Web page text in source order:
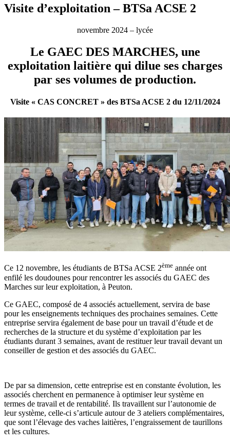
Visite d’exploitation – BTSa ACSE 2
novembre 2024 – lycée
Le GAEC DES MARCHES, une
exploitation laitière qui dilue ses charges
par ses volumes de production.
Visite « CAS CONCRET » des BTSa ACSE 2 du 12/11/2024
Ce 12 novembre, les étudiants de BTSa ACSE 2ème année ont
enfilé les doudounes pour rencontrer les associés du GAEC des
Marches sur leur exploitation, à Peuton.
Ce GAEC, composé de 4 associés actuellement, servira de base
pour les enseignements techniques des prochaines semaines. Cette
entreprise servira également de base pour un travail d’étude et de
recherches de la structure et du système d’exploitation par les
étudiants durant 3 semaines, avant de restituer leur travail devant un
conseiller de gestion et des associés du GAEC.
De par sa dimension, cette entreprise est en constante évolution, les
associés cherchent en permanence à optimiser leur système en
termes de travail et de rentabilité. Ils travaillent sur l’autonomie de
leur système, celle-ci s’articule autour de 3 ateliers complémentaires,
que sont l’élevage des vaches laitières, l’engraissement de taurillons
et les cultures.